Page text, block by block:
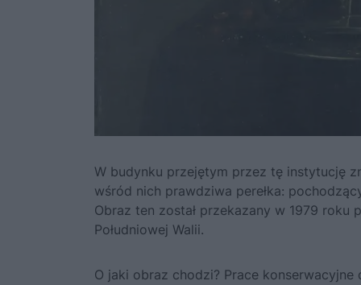
W budynku przejętym przez tę instytucję
wśród nich prawdziwa perełka:
Obraz ten został przekazany w 1979 roku
Południowej Walii.
O jaki obraz chodzi? Prace